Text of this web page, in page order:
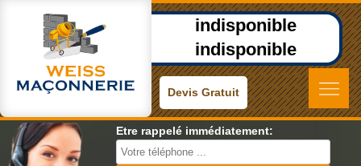
indisponible
indisponible
Devis Gratuit
Etre rappelé immédiatement: